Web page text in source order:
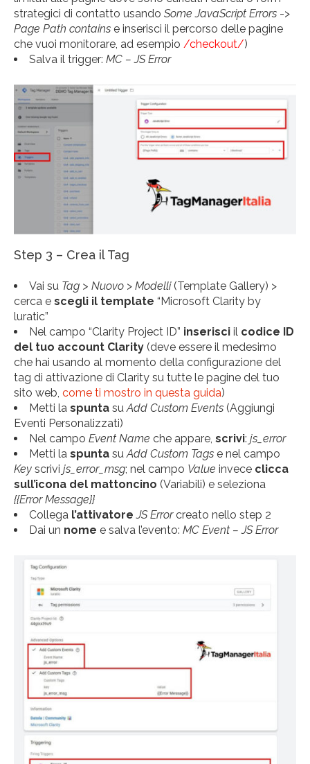
strategici di contatto usando Some JavaScript Errors ->
Page Path contains e inserisci il percorso delle pagine
che vuoi monitorare, ad esempio /checkout/)
Salva il trigger: MC – JS Error
Step 3 – Crea il Tag
Vai su Tag > Nuovo > Modelli(Template Gallery) >
cerca e scegli il template “Microsoft Clarity by
luratic”
Nel campo “Clarity Project ID” inserisci il codice ID
del tuo account Clarity (deve essere il medesimo
che hai usando al momento della configurazione del
tag di attivazione di Clarity su tutte le pagine del tuo
sito web, come ti mostro in questa guida)
Metti la spunta suAdd Custom Events (Aggiungi
Eventi Personalizzati)
Nel campo Event Name che appare, scrivi: js_error
Metti la spunta suAdd Custom Tags e nel campo
Key scrivi js_error_msg; nel campo Value invece clicca
sull’icona del mattoncino (Variabili) e seleziona
{{Error Message}}
Collega l’attivatore JS Errorcreato nello step 2
Dai un nome e salva l’evento: MC Event – JS Error